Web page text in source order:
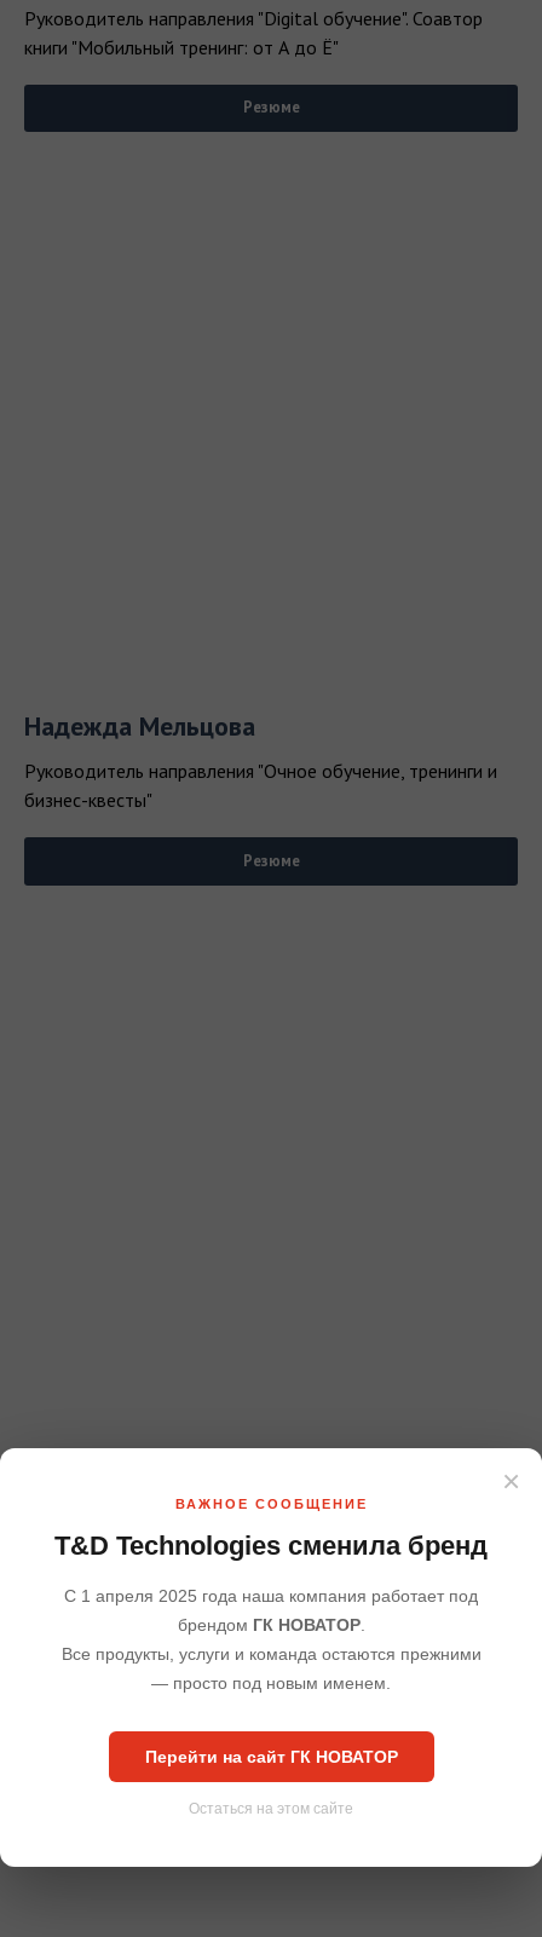
Руководитель направления "Digital обучение". Соавтор
книги "Мобильный тренинг: от А до Ё"
Резюме
Надежда Мельцова
Руководитель направления "Очное обучение, тренинги и
бизнес-квесты"
Резюме
×
ВАЖНОЕ СООБЩЕНИЕ
T&D Technologies сменила бренд
С 1 апреля 2025 года наша компания работает под
брендом ГК НОВАТОР.
Все продукты, услуги и команда остаются прежними
— просто под новым именем.
Перейти на сайт ГК НОВАТОР
Остаться на этом сайте